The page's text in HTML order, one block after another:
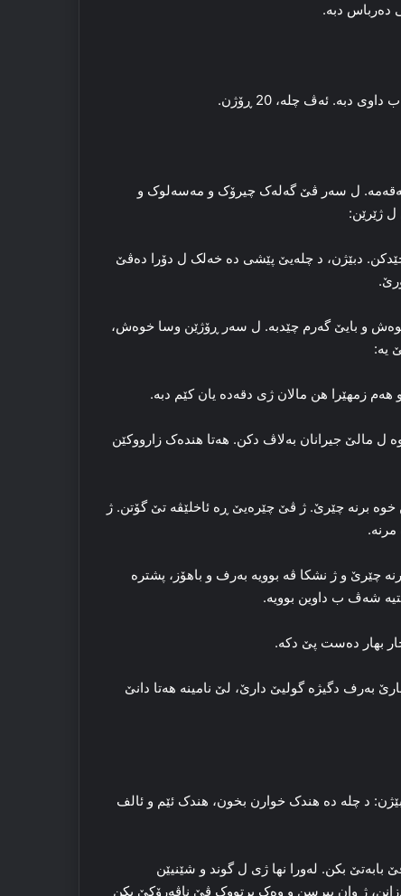
ده‌رباس دبه‌.
سه‌قه‌مه‌. ل سه‌ر ڤێ گه‌له‌ک چیرۆک و مه‌سه‌لوک و
ل ژێرێن:
چێدکن. دبێژن، د چله‌یێ پێشی ده‌ خه‌لک ل دۆرا ده‌ڤێ
و بایێ گه‌رم چێدبه‌. ل سه‌ر ڕۆژێن وسا خوه‌ش،
یه‌:
هه‌م زمهێرا هن مالان ژی دقه‌ده‌ یان کێم دبه‌.
ل مالێ جیرانان به‌لاڤ دکن. هه‌تا هنده‌ک زارووکێن
برنه‌ چێرێ. ژ ڤێ چێره‌یێ ڕه‌ ئاخلێڤه‌ تێ گۆتن. ژ
چێرێ و ژ نشکا ڤه‌ بوویه‌ به‌رف و باهۆز، پشتره‌
شه‌ڤ ب داوین بوویه‌.
به‌رف دگیژه‌ گولیێ دارێ، لێ نامینه‌ هه‌تا دانێ
د چله‌ ده‌ هندک خوارن بخون، هندک ئێم و ئالف
بابه‌تێ بکن. له‌ورا نها ژی ل گوند و شێنیێن
ژ وان بپرسن و وه‌ک پرتووک ڤێ ناڤه‌رۆکێ بکن